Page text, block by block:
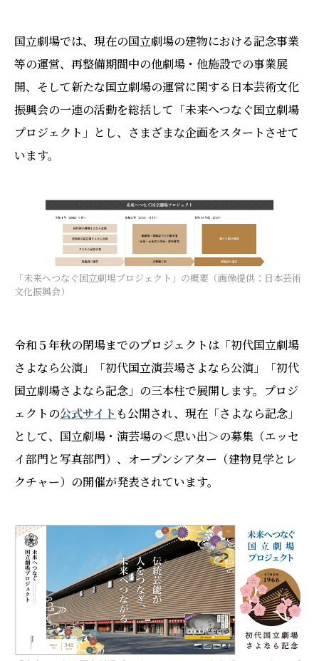
国立劇場では、現在の国立劇場の建物における記念事業
等の運営、再整備期間中の他劇場・他施設での事業展
開、そして新たな国立劇場の運営に関する日本芸術文化
振興会の一連の活動を総括して「未来へつなぐ国立劇場
プロジェクト」とし、さまざまな企画をスタートさせて
います。
「未来へつなぐ国立劇場プロジェクト」の概要（画像提供：日本芸術
文化振興会）
令和５年秋の閉場までのプロジェクトは「初代国立劇場
さよなら公演」「初代国立演芸場さよなら公演」「初代
国立劇場さよなら記念」の三本柱で展開します。プロジ
ェクトの公式サイト も公開され、現在「さよなら記念」
として、国立劇場・演芸場の＜思い出＞の募集（エッセ
イ部門と写真部門）、オープンシアター（建物見学とレ
クチャー）の開催が発表されています。